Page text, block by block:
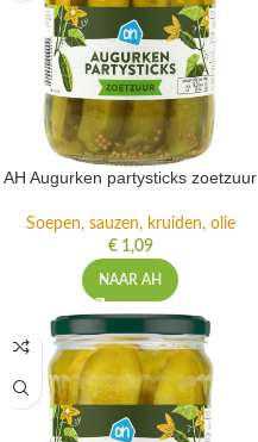
AH Augurken partysticks zoetzuur
Soepen, sauzen, kruiden, olie
€1,09
NAAR AH